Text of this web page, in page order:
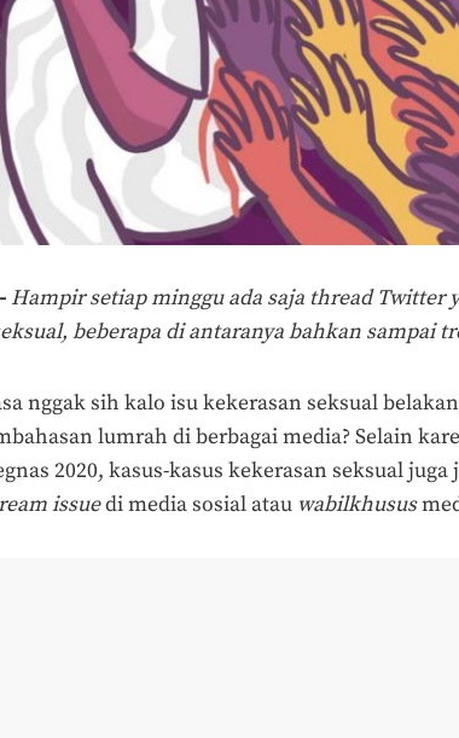
Hampir setiap minggu ada saja thread Twitter
beberapa di antaranya bahkan sampai
nggak sih kalo isu kekerasan seksual
lumrah di berbagai media? Selain
2020, kasus-kasus kekerasan seksual juga
issuedimedia sosial atau wabilkhusus